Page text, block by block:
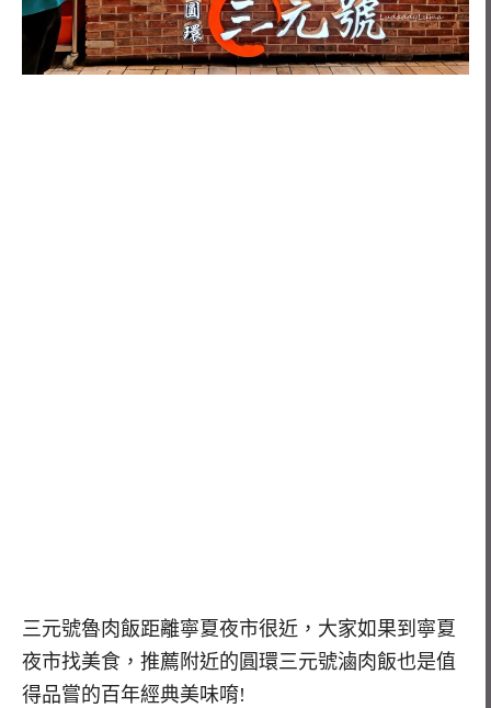
三元號魯肉飯距離寧夏夜市很近，大家如果到寧夏
夜市找美食，推薦附近的圓環三元號滷肉飯也是值
得品嘗的百年經典美味唷!